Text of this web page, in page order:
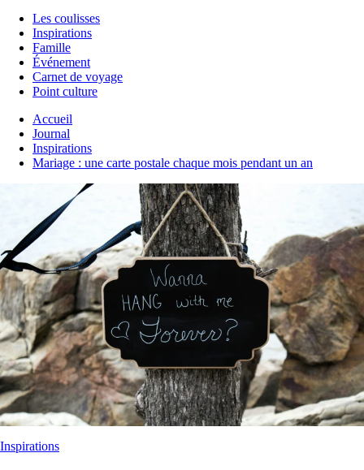
Les coulisses
Inspirations
Famille
Événement
Carnet de voyage
Point culture
Accueil
Journal
Inspirations
Mariage : une carte postale chaque mois pendant un an
Inspirations